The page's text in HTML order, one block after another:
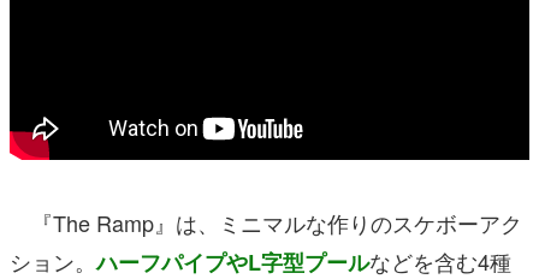
『The Ramp』は、ミニマルな作りのスケボーアク
ション。ハーフパイプやL字型プールなどを含む4種